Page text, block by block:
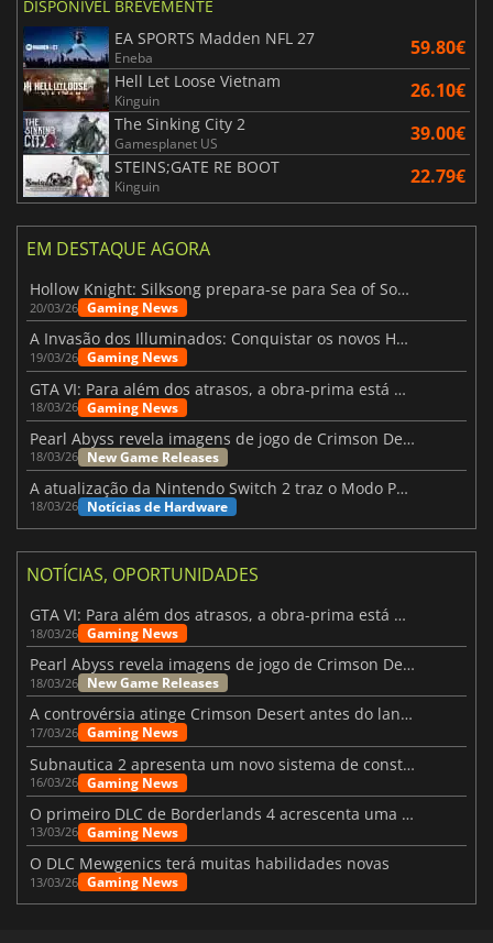
DISPONÍVEL BREVEMENTE
EA SPORTS Madden NFL 27
Eneba 59.80€
Hell Let Loose Vietnam
Kinguin 26.10€
The Sinking City 2
Gamesplanet US 39.00€
STEINS;GATE RE BOOT
Kinguin 22.79€
EM DESTAQUE AGORA
Hollow Knight: Silksong prepara-se para Sea of Sorrow com um patch
20/03/26 Gaming News
A Invasão dos Illuminados: Conquistar os novos Helldivers 2 Atualização!
19/03/26 Gaming News
GTA VI: Para além dos atrasos, a obra-prima está quase a chegar
18/03/26 Gaming News
Pearl Abyss revela imagens de jogo de Crimson Desert para a PS5
18/03/26 New Game Releases
A atualização da Nintendo Switch 2 traz o Modo Portátil aos jogos mais antigos da Switch
18/03/26 Notícias de Hardware
NOTÍCIAS, OPORTUNIDADES
GTA VI: Para além dos atrasos, a obra-prima está quase a chegar
18/03/26 Gaming News
Pearl Abyss revela imagens de jogo de Crimson Desert para a PS5
18/03/26 New Game Releases
A controvérsia atinge Crimson Desert antes do lançamento
17/03/26 Gaming News
Subnautica 2 apresenta um novo sistema de construção de bases
16/03/26 Gaming News
O primeiro DLC de Borderlands 4 acrescenta uma nova personagem e muito mais
13/03/26 Gaming News
O DLC Mewgenics terá muitas habilidades novas
13/03/26 Gaming News